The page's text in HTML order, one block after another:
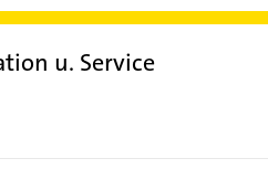
u. Service